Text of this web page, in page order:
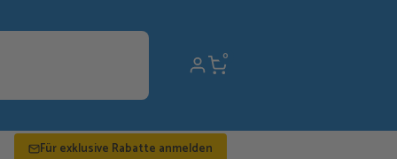
0
Für exklusive Rabatte anmelden